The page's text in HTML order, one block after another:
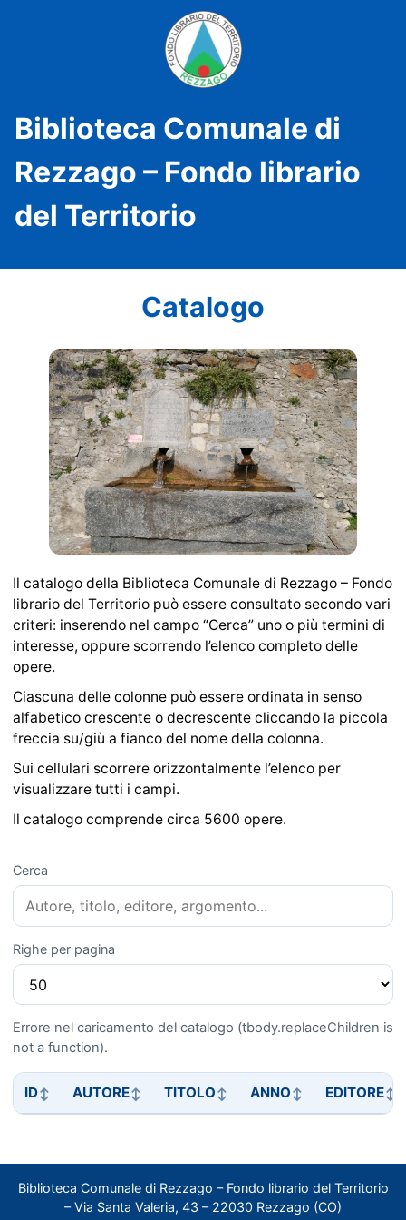
Biblioteca Comunale di
Rezzago – Fondo librario
del Territorio
Catalogo
Il catalogo della Biblioteca Comunale di Rezzago – Fondo
librario del Territorio può essere consultato secondo vari
criteri: inserendo nel campo “Cerca” uno o più termini di
interesse, oppure scorrendo l’elenco completo delle
opere.
Ciascuna delle colonne può essere ordinata in senso
alfabetico crescente o decrescente cliccando la piccola
freccia su/giù a fianco del nome della colonna.
Sui cellulari scorrere orizzontalmente l’elenco per
visualizzare tutti i campi.
Il catalogo comprende circa 5600 opere.
Cerca
Righe per pagina
Errore nel caricamento del catalogo (tbody.replaceChildren is
not a function).
ID AUTORE TITOLO ANNO EDITORE
Biblioteca Comunale di Rezzago – Fondo librario del Territorio
– Via Santa Valeria, 43 – 22030 Rezzago (CO)